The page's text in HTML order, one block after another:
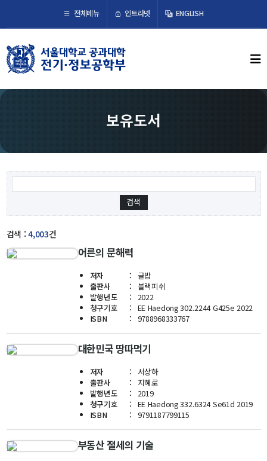
전체메뉴 인트라넷 ENGLISH ×
학부뉴스
뉴스
교수/연구
명예교수 및 전직교수
역대학부장
연구실/연구소
전기정보세미나
보유도서
검색 :4,003건
어른의 문해력
저자
글밥
출판사
블랙피쉬
발행년도
2022
청구기호
EE Haedong 302.2244 G425e 2022
ISBN
9788968333767
대한민국 땅따먹기
저자
서상하
출판사
지혜로
발행년도
2019
청구기호
EE Haedong 332.6324 Se61d 2019
ISBN
9791187799115
부동산 절세의 기술